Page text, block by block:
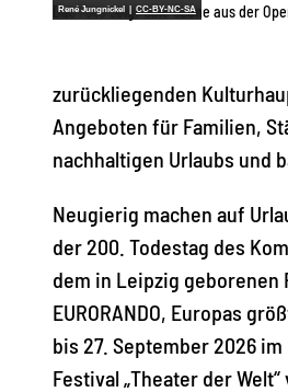
René Jungnickel | CC-BY-NC-SA
Das Foto zeigt eine Szene aus der
zurückliegenden
Angeboten für Familien,
nachhaltigen Urlaubs und
Neugierig machen auf
der 200. Todestag des
dem in Leipzig
EURORANDO, Europas
bis 27. September 2026
Festival „Theater der